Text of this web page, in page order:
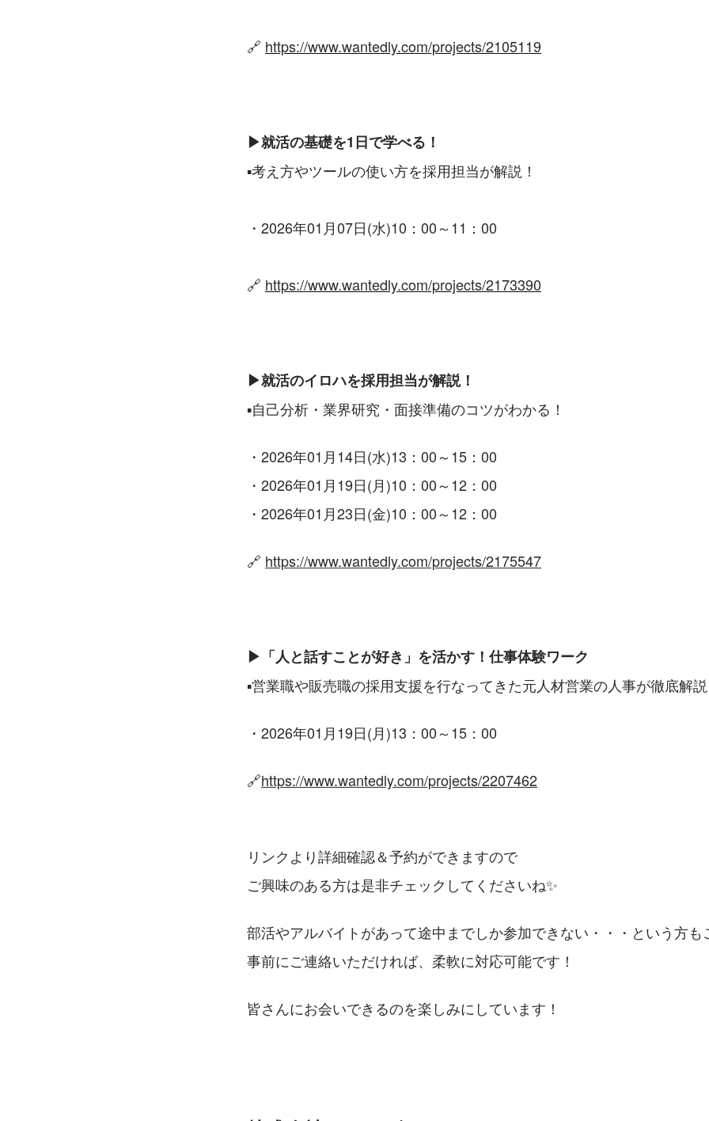
🔗 https://www.wantedly.com/projects/2105119
▶就活の基礎を1日で学べる！​
▪考え方やツールの使い方を採用担当が解説！​
・2026年01月07日(水)10：00～11：00
🔗 https://www.wantedly.com/projects/2173390
▶就活のイロハを採用担当が解説！​​
▪自己分析・業界研究・面接準備のコツがわかる！​​
・2026年01月14日(水)13：00～15：00​​​
・2026年01月19日(月)10：00～12：00​​​
・2026年01月23日(金)10：00～12：00​​​
🔗 https://www.wantedly.com/projects/2175547​
▶「人と話すことが好き」を活かす！仕事体験ワーク​
▪営業職や販売職の採用支援を行なってきた元人材営業の人事が徹底解
・2026年01月19日(月)13：00～15：00​
🔗https://www.wantedly.com/projects/2207462
リンクより詳細確認＆予約ができますので​​
ご興味のある方は是非チェックしてくださいね✨​​
部活やアルバイトがあって途中までしか参加できない・・・という方
事前にご連絡いただければ、柔軟に対応可能です！​​
皆さんにお会いできるのを楽しみにしています！